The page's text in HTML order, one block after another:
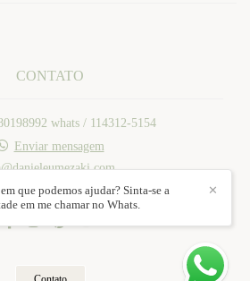
CONTATO
whats / 114312-5154
Enviar mensagem
Mogi das Cruzes / SP
✕
que podemos ajudar? Sinta-se a
em me chamar no Whats.